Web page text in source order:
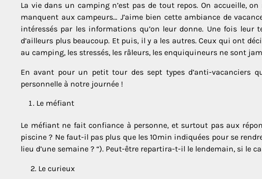
La vie dans un camping n’est pas de tout repos. On accueille,
manquent aux campeurs… J’aime bien cette ambiance de
intéressés par les informations qu’on leur donne. Une fois
d’ailleurs plus beaucoup. Et puis, il y a les autres. Ceux qui ont
au camping, les stressés, les râleurs, les enquiquineurs ne sont
En avant pour un petit tour des sept types d’anti-vacanciers
personnelle à notre journée !
Le méfiant
Le méfiant ne fait confiance à personne, et surtout pas aux
piscine ? Ne faut-il pas plus que les 10min indiquées pour se
lieu d’une semaine ? “). Peut-être repartira-t-il le lendemain, si le
2. Le curieux